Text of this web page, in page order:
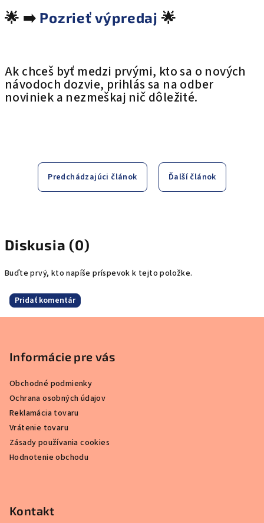
🌟 ➡️ Pozrieť výpredaj 🌟
Ak chceš byť medzi prvými, kto sa o nových
návodoch dozvie, prihlás sa na odber
noviniek a nezmeškaj nič dôležité.
Predchádzajúci článok Ďalší článok
Diskusia (0)
Buďte prvý, kto napíše príspevok k tejto položke.
Pridať komentár
Informácie pre vás
Obchodné podmienky
Ochrana osobných údajov
Reklamácia tovaru
Vrátenie tovaru
Zásady používania cookies
Hodnotenie obchodu
Kontakt